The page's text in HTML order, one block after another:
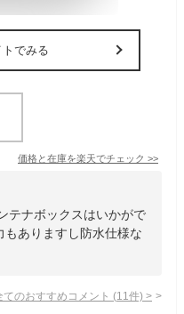
トでみる
価格と在庫を楽天でチェック >>
テナボックスはいかがで
もありますし防水仕様な
てのおすすめコメント (11 件) >